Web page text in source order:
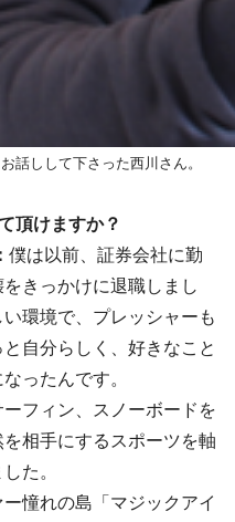
話しして下さった西川さん。
頂けますか？
僕は以前、証券会社に勤
きっかけに退職しまし
環境で、プレッシャーも
自分らしく、好きなこと
ったんです。
フィン、スノーボードを
相手にするスポーツを軸
た。
憧れの島「マジックアイ